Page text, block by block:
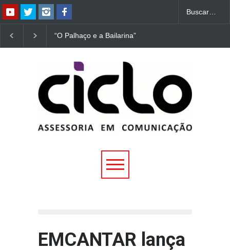
“O Palhaço e a Bailarina”
estreia hoje (1º) em
Uberlândia
Uberlândia
EMCANTAR lança